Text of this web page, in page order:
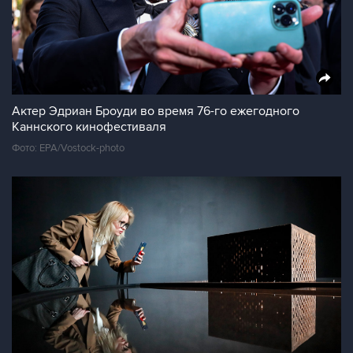
Актер Эдриан Броуди во время 76-го ежегодного
Каннского кинофестиваля
Фото: EPA/Vostock-photo